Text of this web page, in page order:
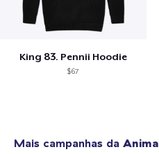
King 83. Pennii Hoodie
$67
Mais campanhas da